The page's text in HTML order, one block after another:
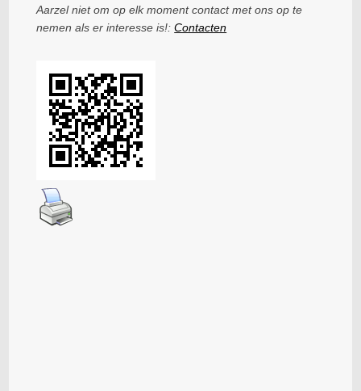
Aarzel niet om op elk moment contact met ons op te
nemen als er interesse is!:Contacten